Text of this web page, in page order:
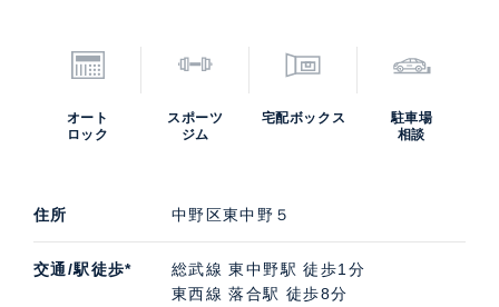
オート
ロック
スポーツ
ジム
宅配ボックス
駐車場
相談
住所 中野区東中野５
交通/駅徒歩*
総武線 東中野駅 徒歩1分
東西線 落合駅 徒歩8分